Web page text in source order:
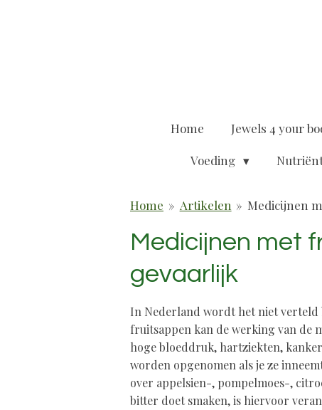
Home Jewels 4 your
Voeding
Home » Artikelen » Medicijnen
Medicijnen met
gevaarlijk
In Nederland wordt het niet verteld
fruitsappen kan de werking van de
hoge bloeddruk, hartziekten,
worden opgenomen als je ze
over appelsien-, pompelmoes-,
bitter doet smaken, is hiervoor